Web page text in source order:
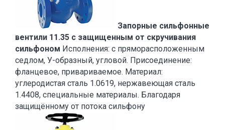
Запорные сильфонные
вентили 11.35 с защищенным от скручивания
сильфоном Исполнения: с пряморасположенным
седлом, У-образный, угловой. Присоединение:
фланцевое, привариваемое. Материал:
углеродистая сталь 1.0619, нержавеющая сталь
1.4408, специальные материалы. Благодаря
защищённому от потока сильфону